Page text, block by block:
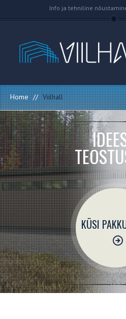
Info ja tehniline
Home // Viilhall
KÜSI